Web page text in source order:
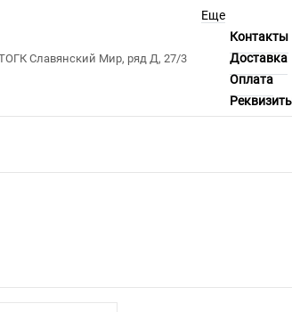
Славянский Мир, ряд Д, 27/3
Еще
Контакты
Доставка
Оплата